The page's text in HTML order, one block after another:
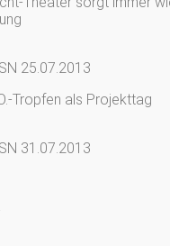
25.07.2013
Tropfen als Projekttag
31.07.2013